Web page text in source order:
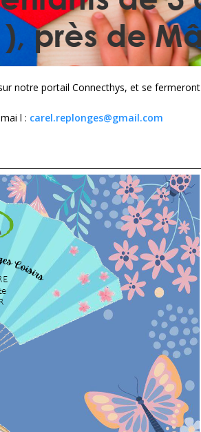
notre portail Connecthys, et se fermeront
l : carel.replonges@gmail.com